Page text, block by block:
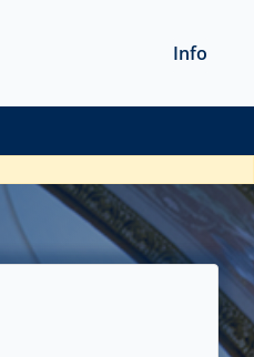
Info